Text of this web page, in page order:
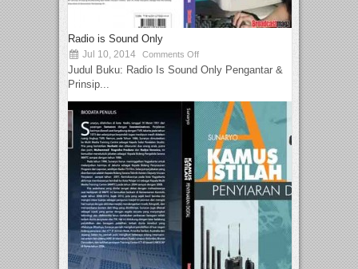
Radio is Sound Only
Jul 10, 2014 Comments Off
Judul Buku: Radio Is Sound Only Pengantar &
Prinsip...